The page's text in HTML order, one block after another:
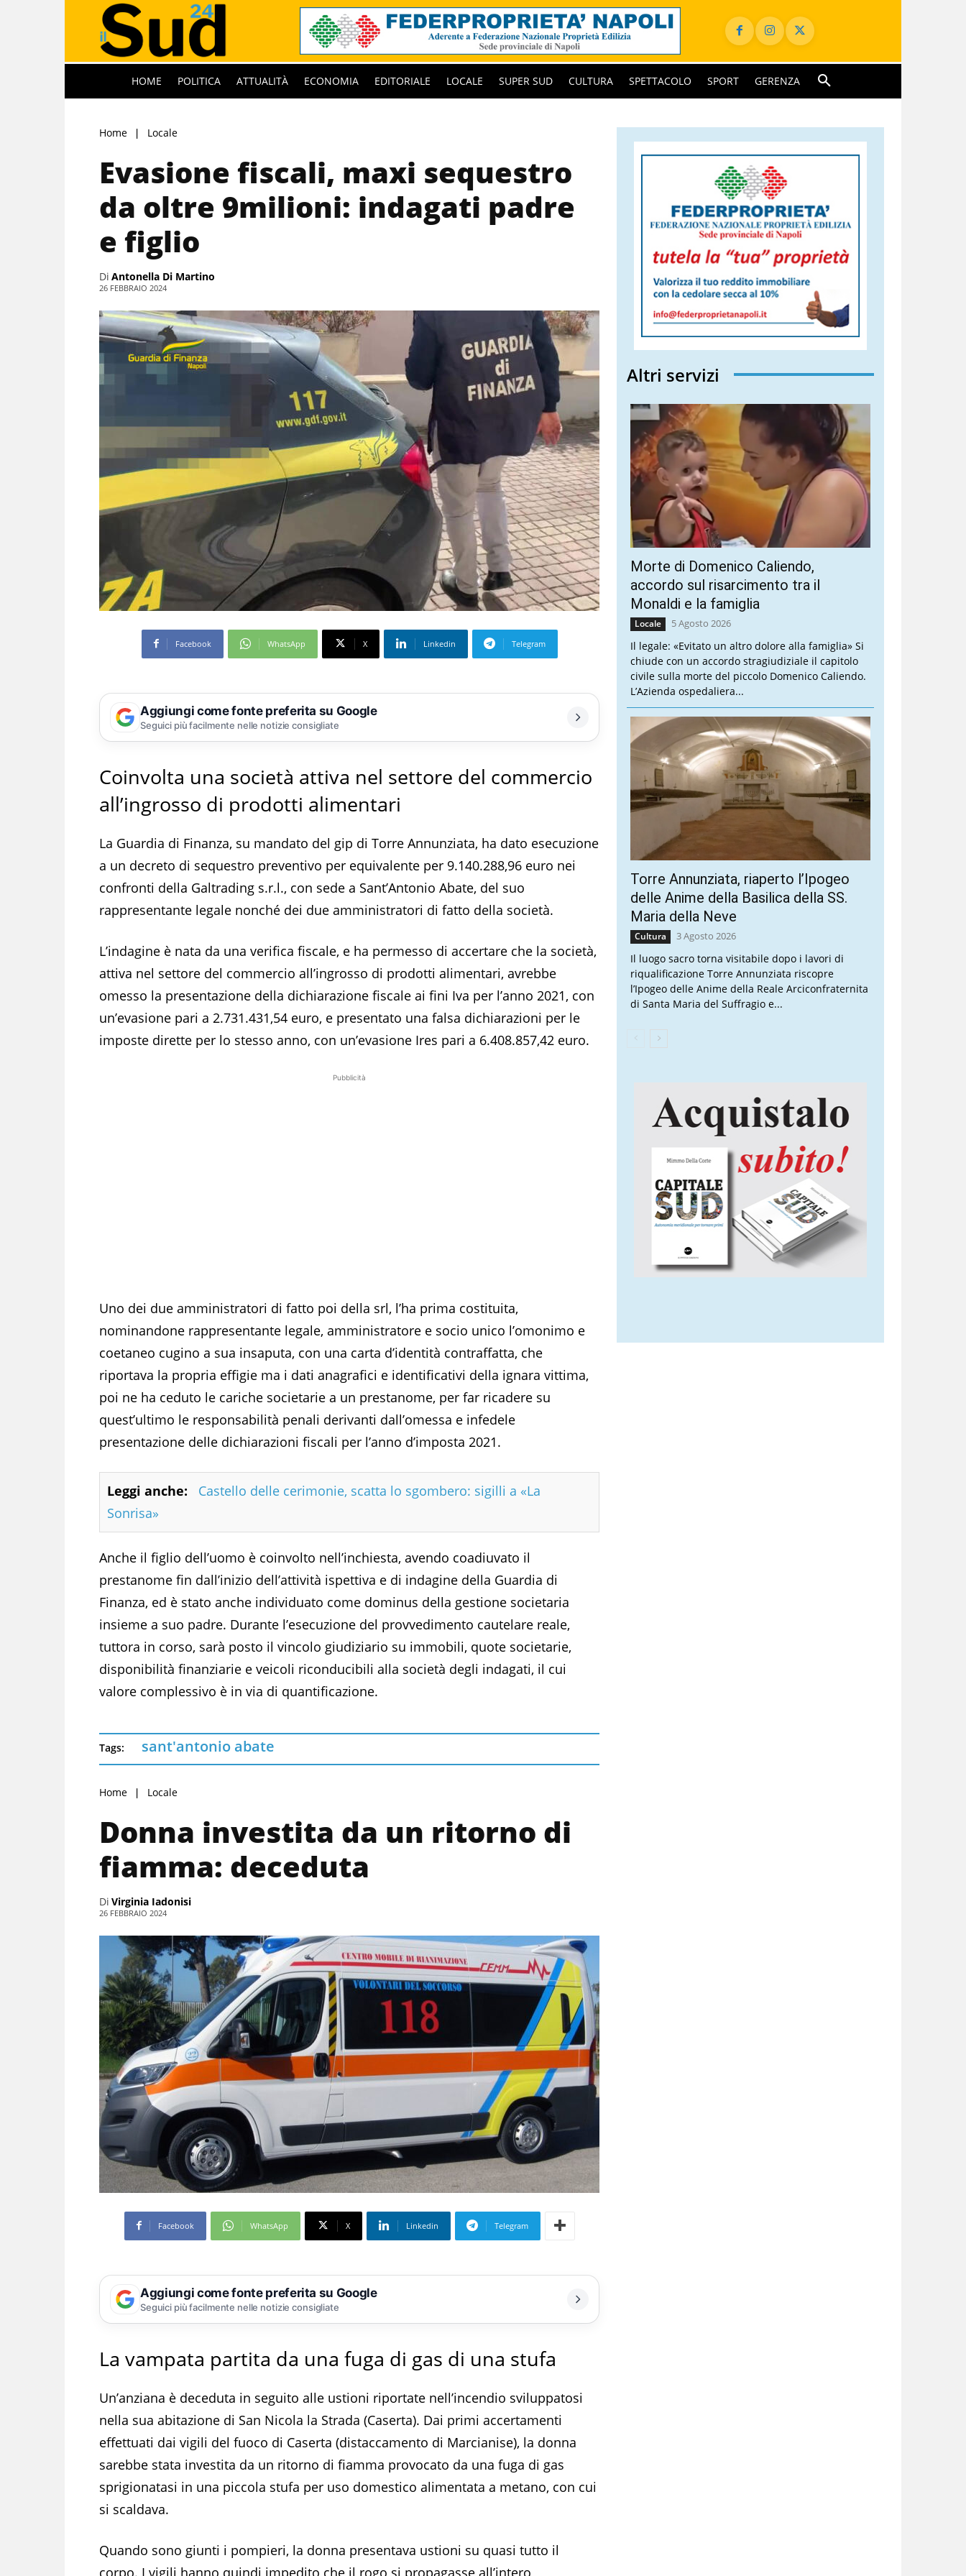
HOME POLITICA ATTUALITÀ ECONOMIA EDITORIALE LOCALE SUPER SUD CULTURA SPETTACOLO SPORT GERENZA
Home Locale
Evasione fiscali, maxi sequestro
da oltre 9milioni: indagati padre
e figlio
Di Antonella Di Martino
26 FEBBRAIO 2024
Facebook WhatsApp X Linkedin Telegram
Aggiungi come fonte preferita su Google
Seguici più facilmente nelle notizie consigliate
Coinvolta una società attiva nel settore del commercio
all’ingrosso di prodotti alimentari
La Guardia di Finanza, su mandato del gip di Torre Annunziata, ha dato esecuzione
a un decreto di sequestro preventivo per equivalente per 9.140.288,96 euro nei
confronti della Galtrading s.r.l., con sede a Sant’Antonio Abate, del suo
rappresentante legale nonché dei due amministratori di fatto della società.
L’indagine è nata da una verifica fiscale, e ha permesso di accertare che la società,
attiva nel settore del commercio all’ingrosso di prodotti alimentari, avrebbe
omesso la presentazione della dichiarazione fiscale ai fini Iva per l’anno 2021, con
un’evasione pari a 2.731.431,54 euro, e presentato una falsa dichiarazioni per le
imposte dirette per lo stesso anno, con un’evasione Ires pari a 6.408.857,42 euro.
Pubblicità
Uno dei due amministratori di fatto poi della srl, l’ha prima costituita,
nominandone rappresentante legale, amministratore e socio unico l’omonimo e
coetaneo cugino a sua insaputa, con una carta d’identità contraffatta, che
riportava la propria effigie ma i dati anagrafici e identificativi della ignara vittima,
poi ne ha ceduto le cariche societarie a un prestanome, per far ricadere su
quest’ultimo le responsabilità penali derivanti dall’omessa e infedele
presentazione delle dichiarazioni fiscali per l’anno d’imposta 2021.
Leggi anche:
Castello delle cerimonie, scatta lo sgombero: sigilli a «La
Sonrisa»
Anche il figlio dell’uomo è coinvolto nell’inchiesta, avendo coadiuvato il
prestanome fin dall’inizio dell’attività ispettiva e di indagine della Guardia di
Finanza, ed è stato anche individuato come dominus della gestione societaria
insieme a suo padre. Durante l’esecuzione del provvedimento cautelare reale,
tuttora in corso, sarà posto il vincolo giudiziario su immobili, quote societarie,
disponibilità finanziarie e veicoli riconducibili alla società degli indagati, il cui
valore complessivo è in via di quantificazione.
Tags: sant'antonio abate
Home Locale
Donna investita da un ritorno di
fiamma: deceduta
Di Virginia Iadonisi
26 FEBBRAIO 2024
Facebook WhatsApp X Linkedin Telegram
Aggiungi come fonte preferita su Google
Seguici più facilmente nelle notizie consigliate
La vampata partita da una fuga di gas di una stufa
Un’anziana è deceduta in seguito alle ustioni riportate nell’incendio sviluppatosi
nella sua abitazione di San Nicola la Strada (Caserta). Dai primi accertamenti
effettuati dai vigili del fuoco di Caserta (distaccamento di Marcianise), la donna
sarebbe stata investita da un ritorno di fiamma provocato da una fuga di gas
sprigionatasi in una piccola stufa per uso domestico alimentata a metano, con cui
si scaldava.
Quando sono giunti i pompieri, la donna presentava ustioni su quasi tutto il
corpo. I vigili hanno quindi impedito che il rogo si propagasse all’intero
Altri servizi
Morte di Domenico Caliendo,
accordo sul risarcimento tra il
Monaldi e la famiglia
Locale 5 Agosto 2026
Il legale: «Evitato un altro dolore alla famiglia» Si
chiude con un accordo stragiudiziale il capitolo
civile sulla morte del piccolo Domenico Caliendo.
L’Azienda ospedaliera...
Torre Annunziata, riaperto l’Ipogeo
delle Anime della Basilica della SS.
Maria della Neve
Cultura 3 Agosto 2026
Il luogo sacro torna visitabile dopo i lavori di
riqualificazione Torre Annunziata riscopre
l’Ipogeo delle Anime della Reale Arciconfraternita
di Santa Maria del Suffragio e...